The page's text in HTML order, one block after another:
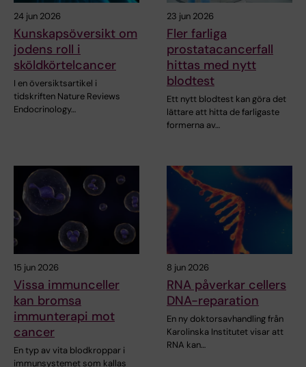
24 jun 2026
Kunskapsöversikt om
jodens roll i
sköldkörtelcancer
I en översiktsartikel i
tidskriften Nature Reviews
Endocrinology…
23 jun 2026
Fler farliga
prostatacancerfall
hittas med nytt
blodtest
Ett nytt blodtest kan göra det
lättare att hitta de farligaste
formerna av…
15 jun 2026
Vissa immunceller
kan bromsa
immunterapi mot
cancer
En typ av vita blodkroppar i
immunsystemet som kallas
8 jun 2026
RNA påverkar cellers
DNA-reparation
En ny doktorsavhandling från
Karolinska Institutet visar att
RNA kan…